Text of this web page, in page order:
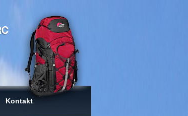
Kontakt